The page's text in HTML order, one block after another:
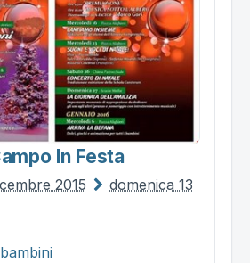
In Festa
2015
domenica 13